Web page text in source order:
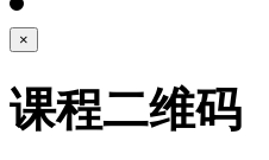
×
课程二维码